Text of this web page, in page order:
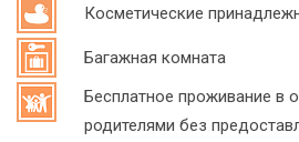
Косметические
Багажная комната
Бесплатное проживание в
родителями без